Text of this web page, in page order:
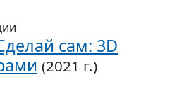
сам: 3D
(2021 г.)